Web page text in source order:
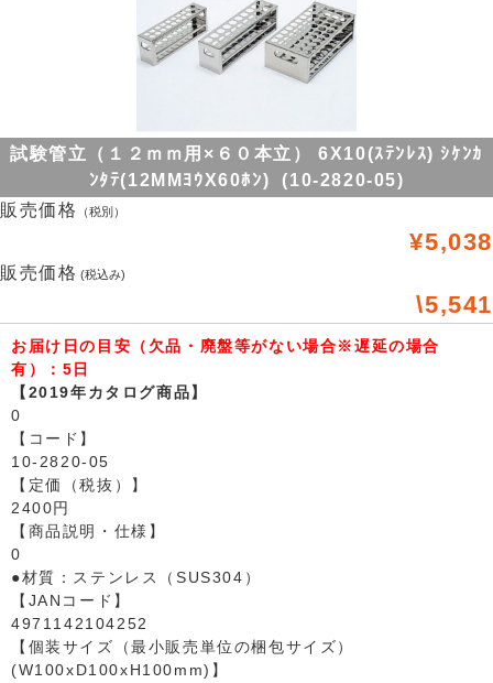
試験管立（１２ｍｍ用×６０本立） 6X10(ｽﾃﾝﾚｽ) ｼｹﾝｶ
ﾝﾀﾃ(12MMﾖｳX60ﾎﾝ) (10-2820-05)
販売価格
（税別）
¥5,038
販売価格 (税込み)
\5,541
お届け日の目安（欠品・廃盤等がない場合※遅延の場合
有）：5日
【2019年カタログ商品】
0
【コード】
10-2820-05
【定価（税抜）】
2400円
【商品説明・仕様】
0
●材質：ステンレス（SUS304）
【JANコード】
4971142104252
【個装サイズ（最小販売単位の梱包サイズ）
(W100xD100xH100mm)】